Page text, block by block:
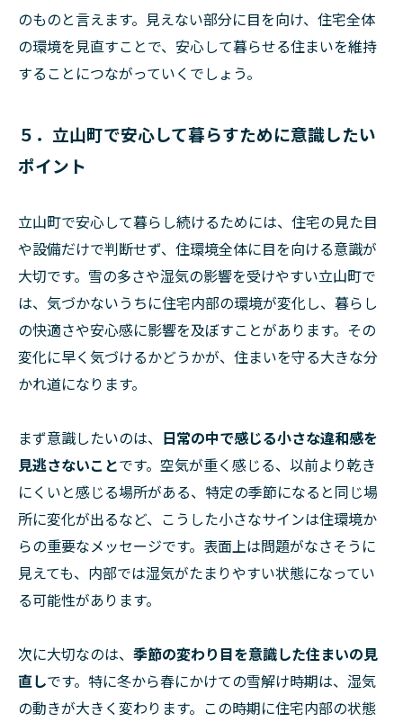
のものと言えます。見えない部分に目を向け、住宅全体
の環境を見直すことで、安心して暮らせる住まいを維持
することにつながっていくでしょう。
５．立山町で安心して暮らすために意識したい
ポイント
立山町で安心して暮らし続けるためには、住宅の見た目
や設備だけで判断せず、住環境全体に目を向ける意識が
大切です。雪の多さや湿気の影響を受けやすい立山町で
は、気づかないうちに住宅内部の環境が変化し、暮らし
の快適さや安心感に影響を及ぼすことがあります。その
変化に早く気づけるかどうかが、住まいを守る大きな分
かれ道になります。
まず意識したいのは、 日常の中で感じる小さな違和感を
見逃さないことです。空気が重く感じる、以前より乾き
にくいと感じる場所がある、特定の季節になると同じ場
所に変化が出るなど、こうした小さなサインは住環境か
らの重要なメッセージです。表面上は問題がなさそうに
見えても、内部では湿気がたまりやすい状態になってい
る可能性があります。
次に大切なのは、 季節の変わり目を意識した住まいの見
直しです。特に冬から春にかけての雪解け時期は、湿気
の動きが大きく変わります。この時期に住宅内部の状態